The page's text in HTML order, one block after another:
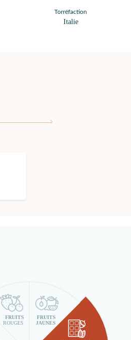
Torréfaction
Italie
FRUITS
ROUGES
FRUITS
JAUNES